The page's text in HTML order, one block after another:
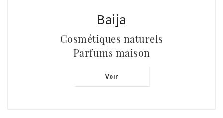
Baija
Cosmétiques naturels
Parfums maison
Voir